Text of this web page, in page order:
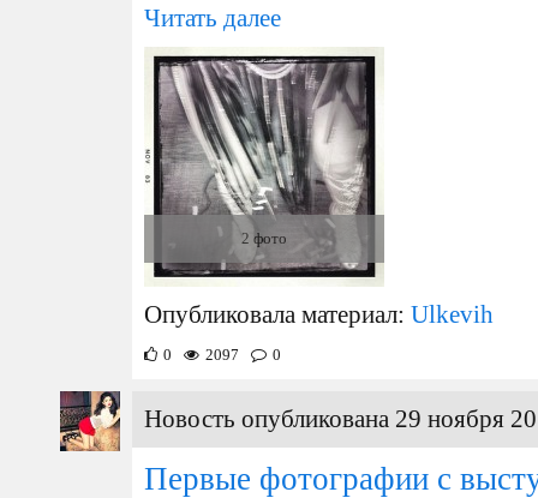
Читать далее
2 фото
Опубликовала материал: Ulkevih
0 2097 0
Новость опубликована 29 ноября
Первые фотографии с